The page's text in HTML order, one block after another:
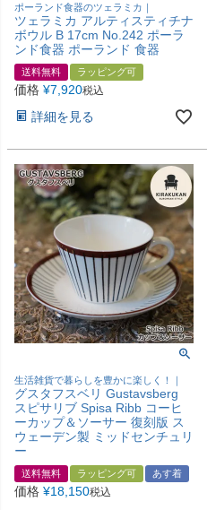
ポーランド食器のツェラミカ｜
ツェラミカ アルティスティチナ
ボウル B 17cm No.242 ポーラ
ンド食器 ポーランド 食器
送料無料 ラッピング可
価格 ¥7,920税込
詳細を見る
生活雑貨で暮らしを豊かに楽しく！｜
グスタフスベリ Gustavsberg
スピサリブ Spisa Ribb コーヒ
ーカップ＆ソーサー 復刻版 ス
ウェーデン製 ミッドセンチュリ
ー
送料無料 ラッピング可 あす着
価格 ¥18,150税込